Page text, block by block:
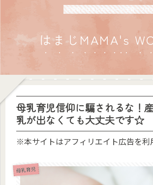
元保育士はまじのゆるーい子育てブロ
はまじMAMA's
母乳育児信仰に騙されるな！
乳が出なくても大丈夫です☆
※本サイトはアフィリエイト広告を利
母乳育児